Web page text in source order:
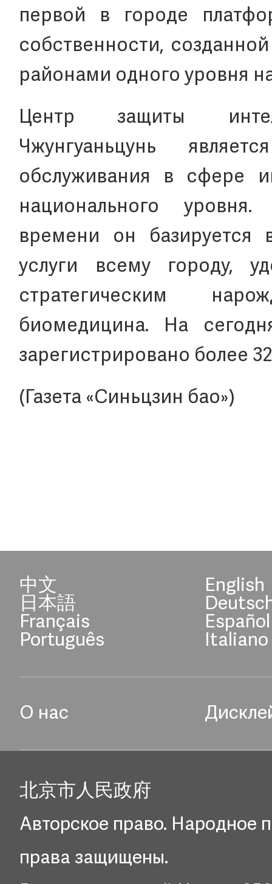
первой в городе
собственности,
районами одного уровня
Центр защиты
Чжунгуаньцунь
обслуживания в сфере
национального
времени он базируется
услуги всему городу,
стратегическим
биомедицина. На
зарегистрировано более
(Газета «Синьцзин бао»)
中文 English
日本語
Français Español
Português Italiano
О нас
北京市人民政府
Авторское право. Народное
права защищены.